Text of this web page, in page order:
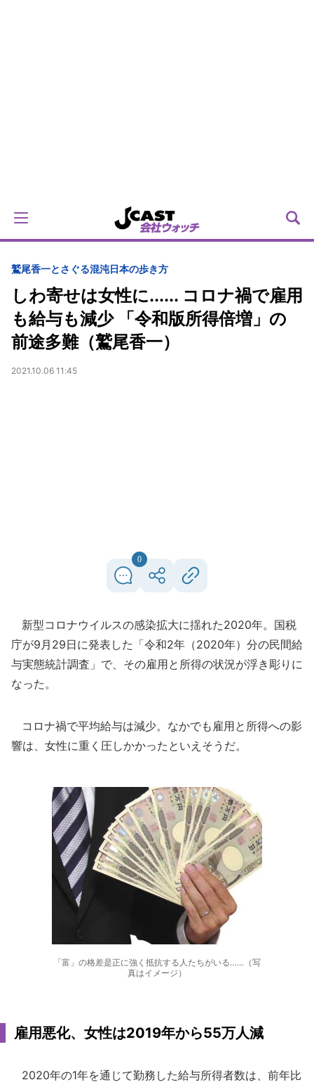
鷲尾香一とさぐる混沌日本の歩き方
しわ寄せは女性に...... コロナ禍で雇用
も給与も減少 「令和版所得倍増」の
前途多難（鷲尾香一）
2021.10.06 11:45
0
新型コロナウイルスの感染拡大に揺れた2020年。国税
庁が9月29日に発表した「令和2年（2020年）分の民間給
与実態統計調査」で、その雇用と所得の状況が浮き彫りに
なった。
コロナ禍で平均給与は減少。なかでも雇用と所得への影
響は、女性に重く圧しかかったといえそうだ。
「富」の格差是正に強く抵抗する人たちがいる……（写
真はイメージ）
雇用悪化、女性は2019年から55万人減
2020年の1年を通じて勤務した給与所得者数は、前年比